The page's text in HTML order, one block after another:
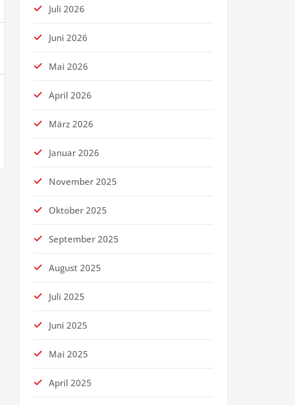
Juli 2026
Juni 2026
Mai 2026
April 2026
März 2026
Januar 2026
November 2025
Oktober 2025
September 2025
August 2025
Juli 2025
Juni 2025
Mai 2025
April 2025